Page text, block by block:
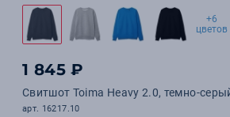
+6
цветов
1 845 ₽
Свитшот Toima Heavy 2.0, темно-
арт. 16217.10